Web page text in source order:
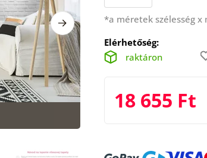
*a méretek szélesség x
Elérhetőség:
raktáron
18 655 Ft